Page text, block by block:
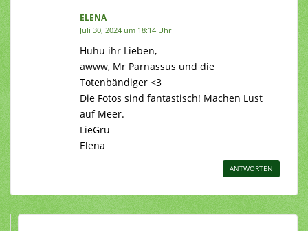
ELENA
Juli 30, 2024 um 18:14 Uhr
Huhu ihr Lieben,
awww, Mr Parnassus und die
Totenbändiger <3
Die Fotos sind fantastisch! Machen Lust
auf Meer.
LieGrü
Elena
ANTWORTEN